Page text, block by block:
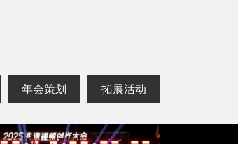
年会策划 拓展活动